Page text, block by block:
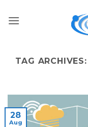
TAG ARCHIVES:
28
Aug